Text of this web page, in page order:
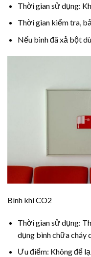
Thời gian sử dụng:
Thời gian kiểm tra,
Nếu bình đã xả bột
Bình khí CO2
Thời gian sử dụng:
dụng bình chữa cháy
Ưu điểm: Không để